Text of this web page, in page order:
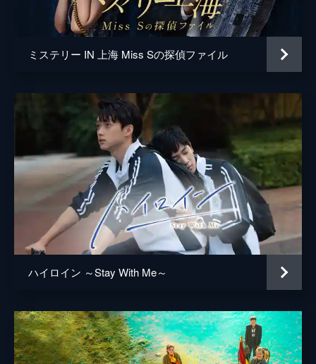
は犬猿の仲だった。ある日、光硯は謎の枯葉
が見えるようになるが...。
れ始めていた。宮女は献体が腐敗してしまう
前に、青年の名前を調べてほしいと訴える。
宮女の願いを叶えようとする一永たちは、青
年を知るタクシー運転手を見つけるが...。
44分
第6話 心の一部
一永たちはタクシー運転手のおかげで、つい
に青年の素性を知る。一永は書の力で宮女を
救い、青年と宮女は初めて向きあうことが叶
う。2人の執念を救った一永は、自分の能力
で亡くなった父に会いたいと思い始める。
43分
歩道標識の男の子供を捜す一永たち。楮英の
協力のおかげで、子供を誘拐したのは1年半
前に自らの子供を亡くした余鎮元であること
がわかる。一永と光硯は鎮元の自宅を訪れ、
ミステリー IN 上海 Miss Sの探偵ファイル
ハイロイン ～Stay With Me～